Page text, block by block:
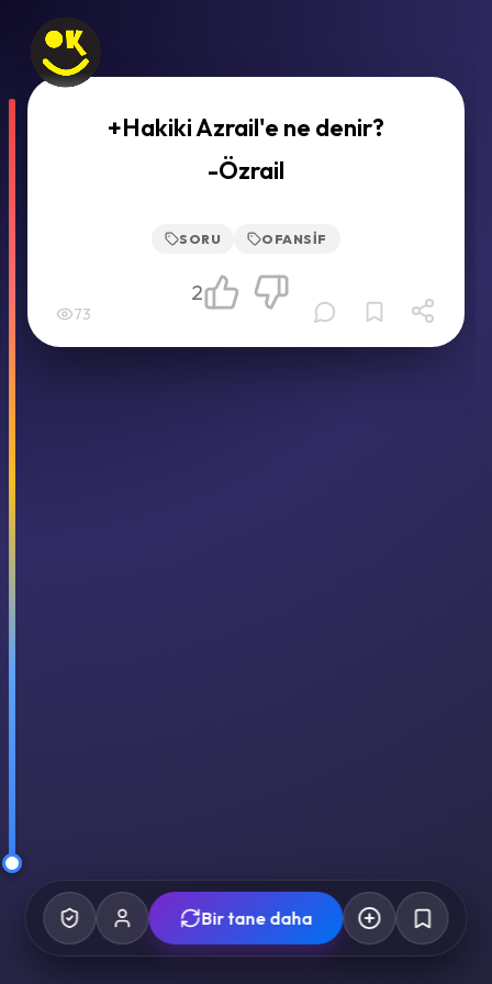
+Hakiki Azrail'e ne denir?
-Özrail
SORU OFANSIF
73
2
Bir tane daha